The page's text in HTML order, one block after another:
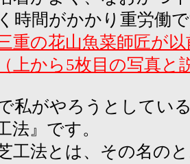
時間がかかり重労働
重の花山魚菜師匠が
から5枚目の写真と
私がやろうとしてい
法』です。
工法とは、その名の